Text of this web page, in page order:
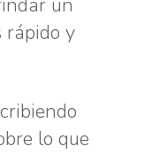
rápido y
lo que